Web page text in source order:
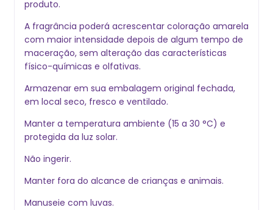
produto.
A fragrância poderá acrescentar coloração amarela
com maior intensidade depois de algum tempo de
maceração, sem alteração das características
físico-químicas e olfativas.
Armazenar em sua embalagem original fechada,
em local seco, fresco e ventilado.
Manter a temperatura ambiente (15 a 30 °C) e
protegida da luz solar.
Não ingerir.
Manter fora do alcance de crianças e animais.
Manuseie com luvas.